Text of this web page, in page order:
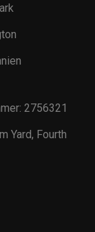
2756321
Yard, Fourth